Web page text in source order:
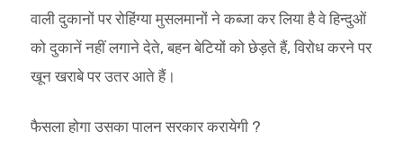
वाली दुकानों पर रोहिंग्या मुसलमानों ने कब्जा कर लिया है वे हिन्दुओं
को दुकानें नहीं लगाने देते, बहन बेटियों को छेड़ते हैं, विरोध करने पर
खून खराबे पर उतर आते हैं।
फैसला होगा उसका पालन सरकार करायेगी ?